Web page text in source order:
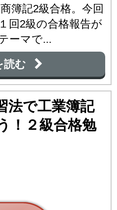
記2級合格。今回
回2級の合格報告が
ーマで...
読む
法で工業簿記
！２級合格勉